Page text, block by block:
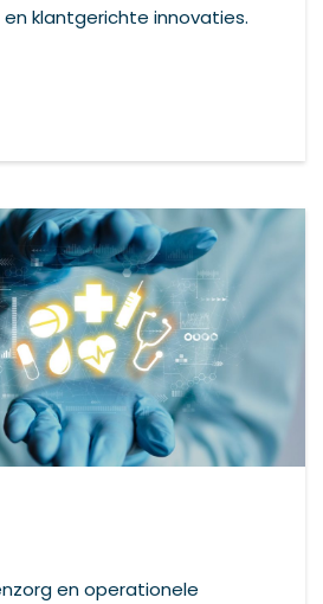
klantgerichte innovaties.
en operationele